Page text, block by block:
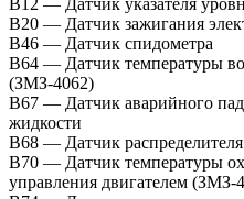
B12 — Датчик указателя
B20 — Датчик зажигания
В46 — Датчик спидометра
В64 — Датчик температуры
(ЗМЗ-4062)
B67 — Датчик аварийного
жидкости
В68 — Датчик
B70 — Датчик температуры
управления двигателем (ЗМЗ-